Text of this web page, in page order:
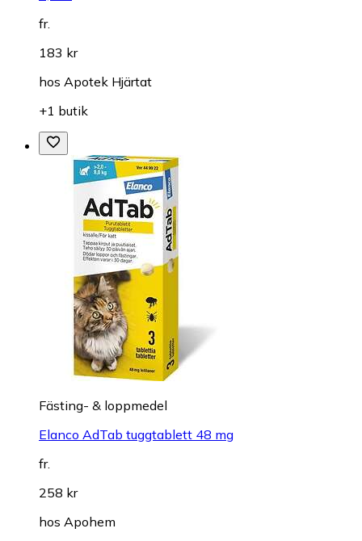
fr.
183 kr
hos Apotek Hjärtat
+1 butik
Fästing- & loppmedel
Elanco AdTab tuggtablett 48 mg
fr.
258 kr
hos Apohem